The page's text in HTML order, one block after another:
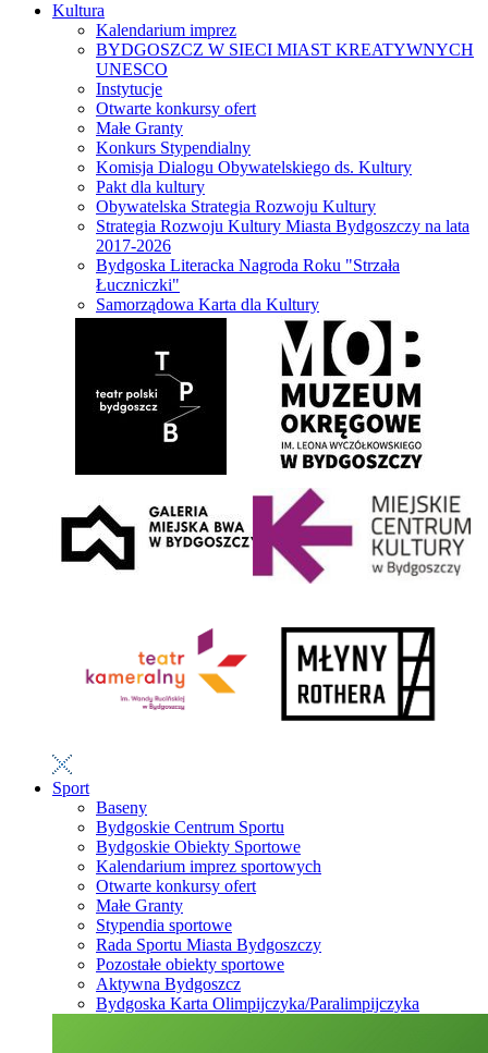
Kultura
Kalendarium imprez
BYDGOSZCZ W SIECI MIAST KREATYWNYCH
UNESCO
Instytucje
Otwarte konkursy ofert
Małe Granty
Konkurs Stypendialny
Komisja Dialogu Obywatelskiego ds. Kultury
Pakt dla kultury
Obywatelska Strategia Rozwoju Kultury
Strategia Rozwoju Kultury Miasta Bydgoszczy na lata
2017-2026
Bydgoska Literacka Nagroda Roku "Strzała
Łuczniczki"
Samorządowa Karta dla Kultury
Sport
Baseny
Bydgoskie Centrum Sportu
Bydgoskie Obiekty Sportowe
Kalendarium imprez sportowych
Otwarte konkursy ofert
Małe Granty
Stypendia sportowe
Rada Sportu Miasta Bydgoszczy
Pozostałe obiekty sportowe
Aktywna Bydgoszcz
Bydgoska Karta Olimpijczyka/Paralimpijczyka